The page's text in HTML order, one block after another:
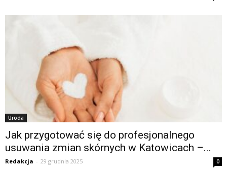
Uroda
Jak przygotować się do profesjonalnego
usuwania zmian skórnych w Katowicach –...
Redakcja - 29 grudnia 2025 0